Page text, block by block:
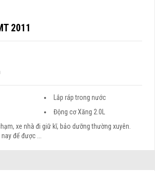
2011
Lắp ráp trong nước
Động cơ Xăng 2.0L
xe nhà đi giữ kĩ, bảo dưỡng thường xuyên.
để được ...